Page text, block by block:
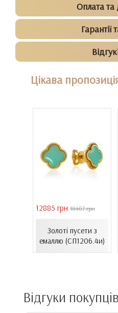
Оплата та
Гарантії
Цікава
12885 грн 18407 грн
Золоті пусети з
емаллю (СП1206.4и)
Відгуки покупців